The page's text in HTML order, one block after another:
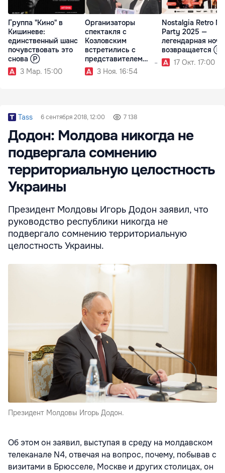
Группа "Кино" в
Кишиневе:
единственный шанс
почувствовать это
снова Ⓟ
3 Мар. 15:00
Организаторы
спектакля с
Козловским
встретились с
представителем
театра Хармелина Ⓟ
3 Ноя. 16:54
Nostalgia Retro
Party 2025 —
легендарная ночь
возвращается Ⓟ
17 Окт. 17:00
Tass 6 сентября 2018, 12:00 7 138
Додон: Молдова никогда не
подвергала сомнению
территориальную целостность
Украины
Президент Молдовы Игорь Додон заявил, что
руководство республики никогда не
подвергало сомнению территориальную
целостность Украины.
Президент Молдовы Игорь Додон.
Об этом он заявил, выступая в среду на молдавском
телеканале N4, отвечая на вопрос, почему, побывав с
визитами в Брюсселе, Москве и других столицах, он